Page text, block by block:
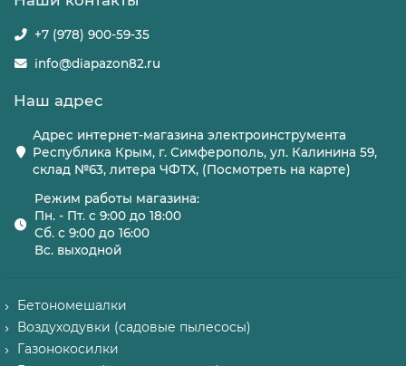
+7 (978) 900-59-35
info@diapazon82.ru
Наш адрес
Адрес интернет-магазина электроинструмента
Республика Крым, г. Симферополь, ул. Калинина 59,
склад №63, литера ЧФТХ, (Посмотреть на карте)
Режим работы магазина:
Пн. - Пт. с 9:00 до 18:00
Сб. с 9:00 до 16:00
Вс. выходной
Бетономешалки
Воздуходувки (садовые пылесосы)
Газонокосилки